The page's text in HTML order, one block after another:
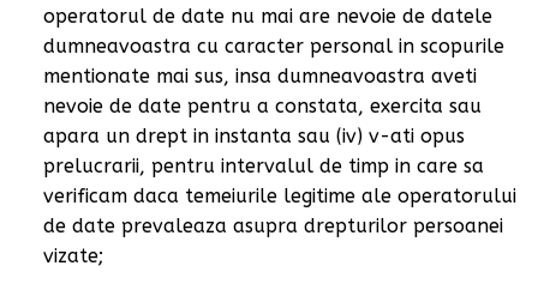
operatorul de date nu mai are nevoie de datele
dumneavoastra cu caracter personal in scopurile
mentionate mai sus, insa dumneavoastra aveti
nevoie de date pentru a constata, exercita sau
apara un drept in instanta sau (iv) v-ati opus
prelucrarii, pentru intervalul de timp in care sa
verificam daca temeiurile legitime ale operatorului
de date prevaleaza asupra drepturilor persoanei
vizate;